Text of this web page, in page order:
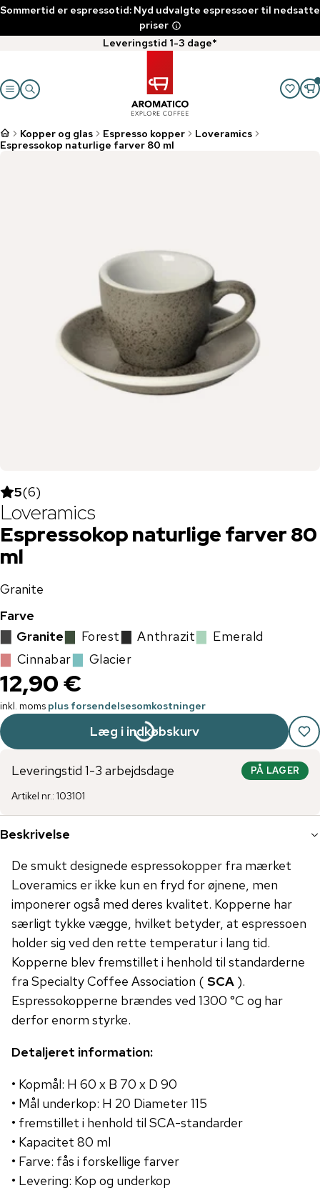
Sommertid er espressotid: Nyd udvalgte espressoer til nedsatte
priser
Leveringstid 1-3 dage*
Kopper og glas Espresso kopper
Loveramics
Espressokop naturlige farver 80 ml
5(6)
Loveramics
Espressokop naturlige farver 80
ml
Granite
Farve
▇ Granite▇ Forest▇ Anthrazit▇ Emerald
▇ Cinnabar▇ Glacier
12,90 €
inkl. moms plus forsendelsesomkostninger
Læg i indkøbskurv
Leveringstid 1-3 arbejdsdage PÅ LAGER
Artikel nr.: 103101
Beskrivelse
De smukt designede espressokopper fra mærket
Loveramics er ikke kun en fryd for øjnene, men
imponerer også med deres kvalitet. Kopperne har
særligt tykke vægge, hvilket betyder, at espressoen
holder sig ved den rette temperatur i lang tid.
Kopperne blev fremstillet i henhold til standarderne
fra Specialty Coffee Association ( SCA ).
Espressokopperne brændes ved 1300 °C og har
derfor enorm styrke.
Detaljeret information:
• Kopmål: H 60 x B 70 x D 90
• Mål underkop: H 20 Diameter 115
• fremstillet i henhold til SCA-standarder
• Kapacitet 80 ml
• Farve: fås i forskellige farver
• Levering: Kop og underkop